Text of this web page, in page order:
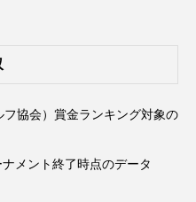
協会）賞金ランキング対象の
メント終了時点のデータ